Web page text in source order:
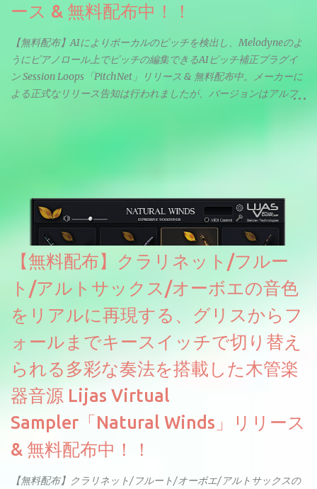
ース & 無料配布中！！
【無料配布】AIによりボーカルのピッチを検出し、Melodyneのよ
うにピアノロール上でピッチの編集できるAIピッチ補正プラグイ
ン Session Loops「PitchNet」リリース & 無料配布中。メーカーに
よる正式なリリース告知は行われましたが、バージョンはアルフ
ソースを元に設計・改良した製品のようです。
【無料配布】クラリネット/フルー
ト/アルトサックス/オーボエの音色
をリアルに再現する、グリスからフ
ォールまでキースイッチで切り替え
られる多彩な奏法を搭載した木管楽
器音源 Lijas Virtual
Sampler「Natural Winds」リリース
& 無料配布中！！
【無料配布】クラリネット/フルート/オーボエ/アルトサックスの